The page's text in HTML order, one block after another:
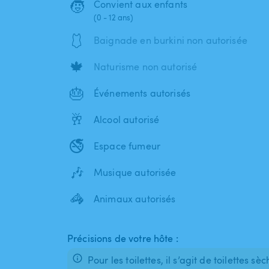
🧒 Convient aux enfants
(0 - 12 ans)
🩱 Baignade en burkini non autorisée
🍁 Naturisme non autorisé
🎂 Événements autorisés
🥂 Alcool autorisé
🚭 Espace fumeur
🎶 Musique autorisée
🦓 Animaux autorisés
Précisions de votre hôte :
Pour les toilettes, il s’agit de toilettes